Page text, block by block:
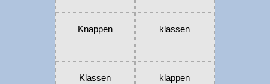
Knappen klassen
Klassen klappen